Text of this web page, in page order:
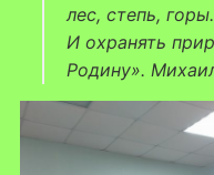
лес, степь,
И охранять
Родину».